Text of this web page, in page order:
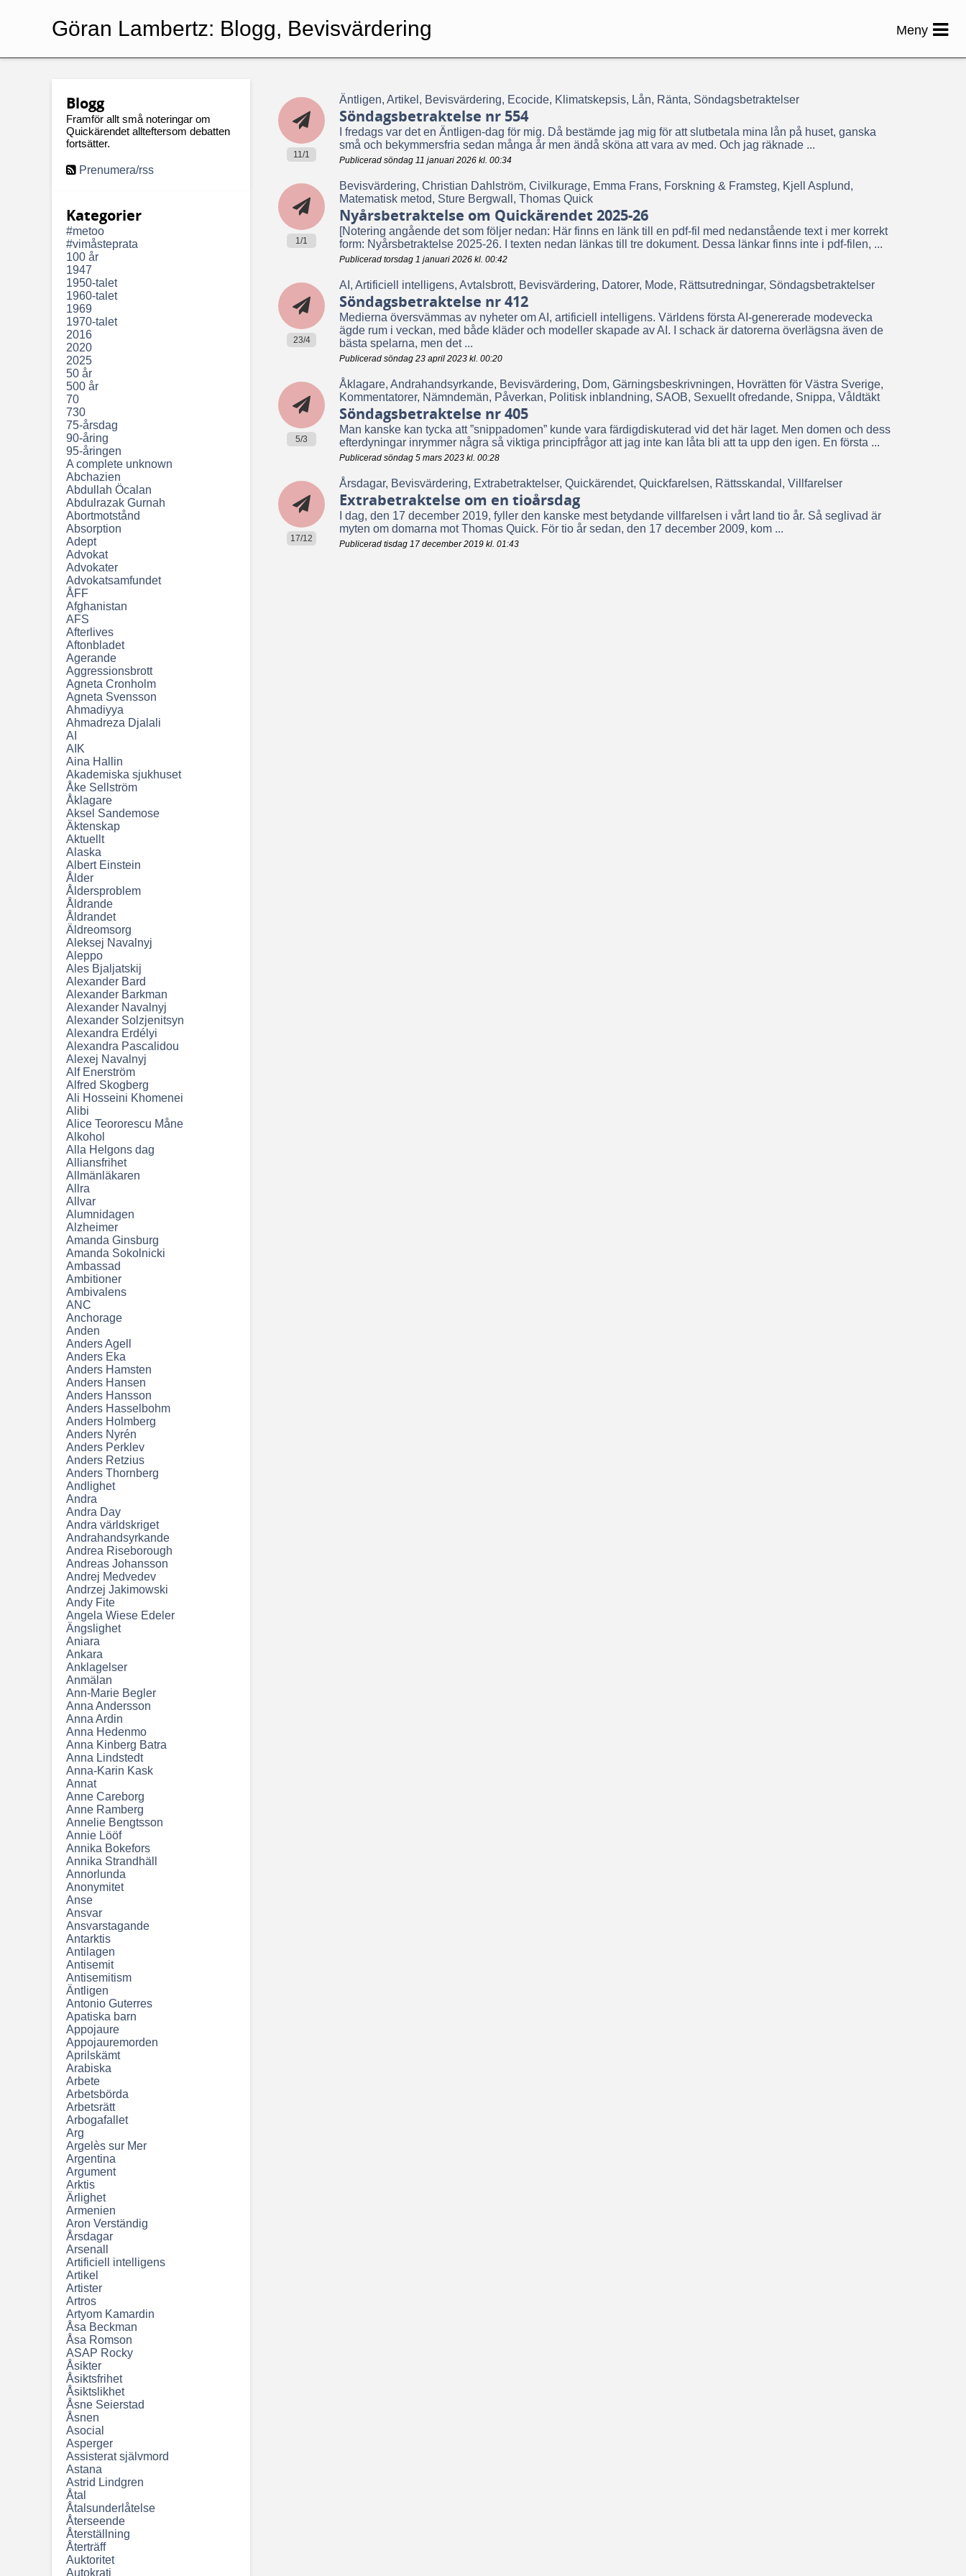
Blogg
Framför allt små noteringar om
Quickärendet allteftersom debatten
fortsätter.
Prenumera/rss
Kategorier
#metoo
#vimåsteprata
100 år
1947
1950-talet
1960-talet
1969
1970-talet
2016
2020
2025
50 år
500 år
70
730
75-årsdag
90-åring
95-åringen
A complete unknown
Abchazien
Abdullah Öcalan
Abdulrazak Gurnah
Abortmotstånd
Absorption
Adept
Advokat
Advokater
Advokatsamfundet
ÅFF
Afghanistan
AFS
Afterlives
Aftonbladet
Agerande
Aggressionsbrott
Agneta Cronholm
Agneta Svensson
Ahmadiyya
Ahmadreza Djalali
AI
AIK
Aina Hallin
Akademiska sjukhuset
Åke Sellström
Åklagare
Aksel Sandemose
Äktenskap
Aktuellt
Alaska
Albert Einstein
Ålder
Åldersproblem
Åldrande
Åldrandet
Äldreomsorg
Aleksej Navalnyj
Aleppo
Ales Bjaljatskij
Alexander Bard
Alexander Barkman
Alexander Navalnyj
Alexander Solzjenitsyn
Alexandra Erdélyi
Alexandra Pascalidou
Alexej Navalnyj
Alf Enerström
Alfred Skogberg
Ali Hosseini Khomenei
Alibi
Alice Teororescu Måne
Alkohol
Alla Helgons dag
Alliansfrihet
Allmänläkaren
Allra
Allvar
Alumnidagen
Alzheimer
Amanda Ginsburg
Amanda Sokolnicki
Ambassad
Ambitioner
Ambivalens
ANC
Anchorage
Anden
Anders Agell
Anders Eka
Anders Hamsten
Anders Hansen
Anders Hansson
Anders Hasselbohm
Anders Holmberg
Anders Nyrén
Anders Perklev
Anders Retzius
Anders Thornberg
Andlighet
Andra
Andra Day
Andra världskriget
Andrahandsyrkande
Andrea Riseborough
Andreas Johansson
Andrej Medvedev
Andrzej Jakimowski
Andy Fite
Angela Wiese Edeler
Ängslighet
Aniara
Ankara
Anklagelser
Anmälan
Ann-Marie Begler
Anna Andersson
Anna Ardin
Anna Hedenmo
Anna Kinberg Batra
Anna Lindstedt
Anna-Karin Kask
Annat
Anne Careborg
Anne Ramberg
Annelie Bengtsson
Annie Lööf
Annika Bokefors
Annika Strandhäll
Annorlunda
Anonymitet
Anse
Ansvar
Ansvarstagande
Antarktis
Antilagen
Antisemit
Antisemitism
Äntligen
Antonio Guterres
Apatiska barn
Appojaure
Appojauremorden
Aprilskämt
Arabiska
Arbete
Arbetsbörda
Arbetsrätt
Arbogafallet
Arg
Argelès sur Mer
Argentina
Argument
Arktis
Ärlighet
Armenien
Aron Verständig
Årsdagar
Arsenall
Artificiell intelligens
Artikel
Artister
Artros
Artyom Kamardin
Åsa Beckman
Åsa Romson
ASAP Rocky
Åsikter
Åsiktsfrihet
Åsiktslikhet
Åsne Seierstad
Åsnen
Asocial
Asperger
Assisterat självmord
Astana
Astrid Lindgren
Åtal
Åtalsunderlåtelse
Återseende
Återställning
Återträff
Auktoritet
Autokrati
11/1
Äntligen, Artikel, Bevisvärdering, Ecocide, Klimatskepsis, Lån, Ränta, Söndagsbetraktelser
Söndagsbetraktelse nr 554
I fredags var det en Äntligen-dag för mig. Då bestämde jag mig för att slutbetala mina lån på huset, ganska
små och bekymmersfria sedan många år men ändå sköna att vara av med. Och jag räknade ...
Publicerad söndag 11 januari 2026 kl. 00:34
1/1
Bevisvärdering, Christian Dahlström, Civilkurage, Emma Frans, Forskning & Framsteg, Kjell Asplund,
Matematisk metod, Sture Bergwall, Thomas Quick
Nyårsbetraktelse om Quickärendet 2025-26
[Notering angående det som följer nedan: Här finns en länk till en pdf-fil med nedanstående text i mer korrekt
form: Nyårsbetraktelse 2025-26. I texten nedan länkas till tre dokument. Dessa länkar finns inte i pdf-filen, ...
Publicerad torsdag 1 januari 2026 kl. 00:42
23/4
AI, Artificiell intelligens, Avtalsbrott, Bevisvärdering, Datorer, Mode, Rättsutredningar, Söndagsbetraktelser
Söndagsbetraktelse nr 412
Medierna översvämmas av nyheter om AI, artificiell intelligens. Världens första AI-genererade modevecka
ägde rum i veckan, med både kläder och modeller skapade av AI. I schack är datorerna överlägsna även de
bästa spelarna, men det ...
Publicerad söndag 23 april 2023 kl. 00:20
5/3
Åklagare, Andrahandsyrkande, Bevisvärdering, Dom, Gärningsbeskrivningen, Hovrätten för Västra Sverige,
Kommentatorer, Nämndemän, Påverkan, Politisk inblandning, SAOB, Sexuellt ofredande, Snippa, Våldtäkt
Söndagsbetraktelse nr 405
Man kanske kan tycka att ”snippadomen” kunde vara färdigdiskuterad vid det här laget. Men domen och dess
efterdyningar inrymmer några så viktiga principfrågor att jag inte kan låta bli att ta upp den igen. En första ...
Publicerad söndag 5 mars 2023 kl. 00:28
17/12
Årsdagar, Bevisvärdering, Extrabetraktelser, Quickärendet, Quickfarelsen, Rättsskandal, Villfarelser
Extrabetraktelse om en tioårsdag
I dag, den 17 december 2019, fyller den kanske mest betydande villfarelsen i vårt land tio år. Så seglivad är
myten om domarna mot Thomas Quick. För tio år sedan, den 17 december 2009, kom ...
Publicerad tisdag 17 december 2019 kl. 01:43
Göran Lambertz: Blogg, Bevisvärdering Meny